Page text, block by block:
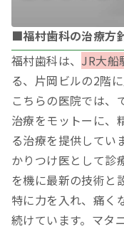
■福村歯科の治療方
福村歯科は、 JR大船
る、片岡ビルの2階に
こちらの医院では、
治療をモットーに、
る治療を提供してい
かりつけ医として診
を機に最新の技術と
特に力を入れ、痛く
続けています。マタ